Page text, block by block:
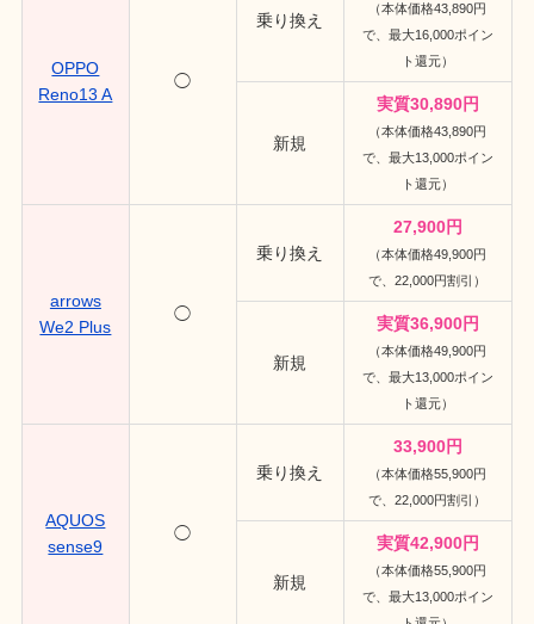
OPPO
Reno13 A
◯
乗り換え
（本体価格43,890円
で、最大16,000ポイン
ト還元）
新規
実質30,890円
（本体価格43,890円
で、最大13,000ポイン
ト還元）
arrows
We2 Plus
◯
乗り換え
27,900円
（本体価格49,900円
で、22,000円割引）
新規
実質36,900円
（本体価格49,900円
で、最大13,000ポイン
ト還元）
AQUOS
sense9
◯
乗り換え
33,900円
（本体価格55,900円
で、22,000円割引）
新規
実質42,900円
（本体価格55,900円
で、最大13,000ポイン